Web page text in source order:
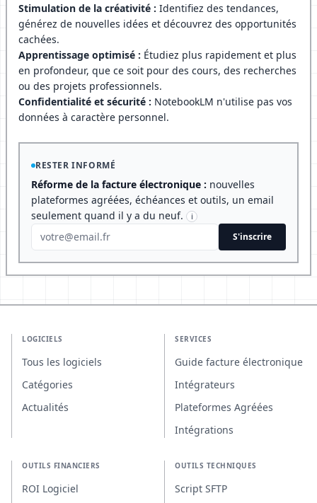
Stimulation de la créativité : Identifiez des tendances,
générez de nouvelles idées et découvrez des opportunités
cachées.
Apprentissage optimisé : Étudiez plus rapidement et plus
en profondeur, que ce soit pour des cours, des recherches
ou des projets professionnels.
Confidentialité et sécurité : NotebookLM n'utilise pas vos
données à caractère personnel.
RESTER INFORMÉ
Réforme de la facture électronique : nouvelles
plateformes agréées, échéances et outils, un email
seulement quand il y a du neuf.
i
S'inscrire
LOGICIELS
Tous les logiciels
Catégories
Actualités
SERVICES
Guide facture électronique
Intégrateurs
Plateformes Agréées
Intégrations
OUTILS FINANCIERS
ROI Logiciel
OUTILS TECHNIQUES
Script SFTP